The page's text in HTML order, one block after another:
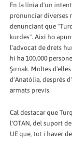
En la línia d'un
pronunciar diverses
denunciant que
kurdes". Així ho
l'advocat de drets
hi ha 100.000
Şırnak. Moltes
d'Anatòlia, després
armats previs.
Cal destacar que
l'OTAN, del suport
UE que, tot i haver